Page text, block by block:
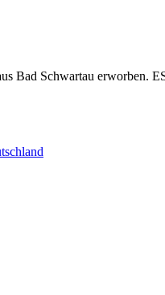
Bad Schwartau erworben.